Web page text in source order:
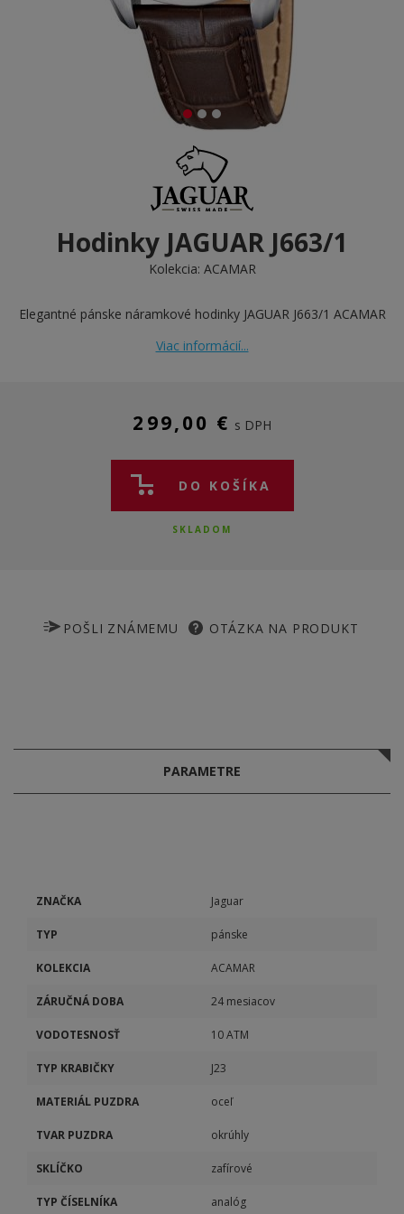
Hodinky JAGUAR J663/1
Kolekcia: ACAMAR
Elegantné pánske náramkové hodinky JAGUAR J663/1 ACAMAR
Viac informácií...
299,00 € s DPH
DO KOŠÍKA
SKLADOM
POŠLI ZNÁMEMU OTÁZKA NA PRODUKT
PARAMETRE
ZNAČKA Jaguar
TYP pánske
KOLEKCIA ACAMAR
ZÁRUČNÁ DOBA 24 mesiacov
VODOTESNOSŤ 10 ATM
TYP KRABIČKY J23
MATERIÁL PUZDRA oceľ
TVAR PUZDRA okrúhly
SKLÍČKO zafírové
TYP ČÍSELNÍKA analóg